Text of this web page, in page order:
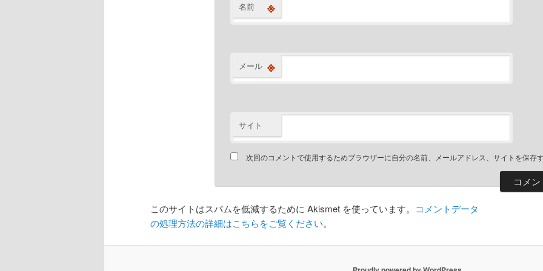
名前 ※
メール ※
サイト
次回のコメントで使用するためブラウザーに自分の名前、メールアドレス、サイトを保存
このサイトはスパムを低減するために Akismet を使っています。 コメントデータ
の処理方法の詳細はこちらをご覧ください。